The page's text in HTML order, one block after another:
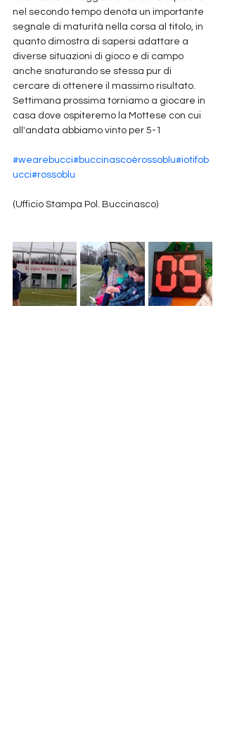
nel secondo tempo denota un importante
segnale di maturità nella corsa al titolo, in
quanto dimostra di sapersi adattare a
diverse situazioni di gioco e di campo
anche snaturando se stessa pur di
cercare di ottenere il massimo risultato.
Settimana prossima torniamo a giocare in
casa dove ospiteremo la Mottese con cui
all'andata abbiamo vinto per 5-1
#wearebucci#buccinascoèrossoblu#iotifob
ucci#rossoblu
(Ufficio Stampa Pol. Buccinasco)